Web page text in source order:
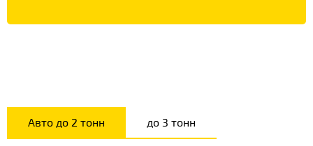
Авто до 2 тонн до 3 тонн